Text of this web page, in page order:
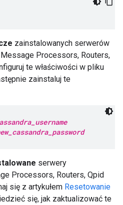
zainstalowanych serwerów
Processors, Routers,
te właściwości w pliku
zainstaluj te
serwery
Processors, Routers, Qpid
się z artykułem Resetowanie
się, jak zaktualizować te